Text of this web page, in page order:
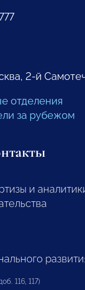
2-й
отделения
за рубежом
и
116, 117)